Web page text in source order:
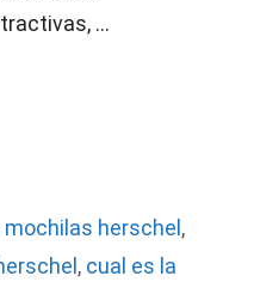
…
herschel ,
, cual es la